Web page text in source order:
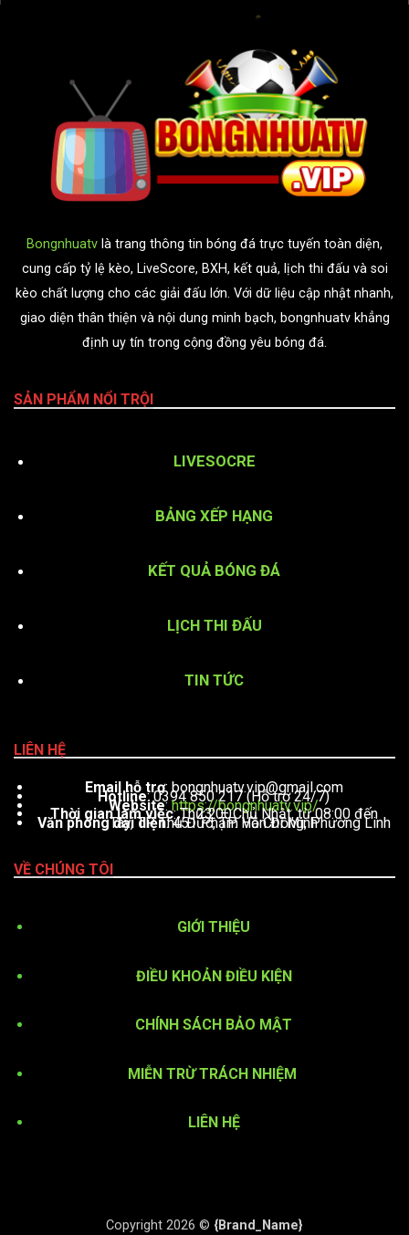
Bongnhuatv là trang thông tin bóng đá trực tuyến toàn diện,
cung cấp tỷ lệ kèo, LiveScore, BXH, kết quả, lịch thi đấu và soi
kèo chất lượng cho các giải đấu lớn. Với dữ liệu cập nhật nhanh,
giao diện thân thiện và nội dung minh bạch, bongnhuatv khẳng
định uy tín trong cộng đồng yêu bóng đá.
SẢN PHẨM NỔI TRỘI
LIVESOCRE
BẢNG XẾP HẠNG
KẾT QUẢ BÓNG ĐÁ
LỊCH THI ĐẤU
TIN TỨC
LIÊN HỆ
Email hỗ trợ:bongnhuatv.vip@gmail.com
Hotline: 0394 850 217 (Hỗ trợ 24/7)
Website:https://bongnhuatv.vip/
Thời gian làm việc : Thứ 2 – Chủ Nhật, từ 08:00 đến 23:00
Văn phòng đại diện: 451 Phạm Văn Đồng, Phường Linh Tây, TP. Thủ Đức, TP. Hồ Chí Minh
VỀ CHÚNG TÔI
GIỚI THIỆU
ĐIỀU KHOẢN ĐIỀU KIỆN
CHÍNH SÁCH BẢO MẬT
MIỄN TRỪ TRÁCH NHIỆM
LIÊN HỆ
Copyright 2026 © {Brand_Name}